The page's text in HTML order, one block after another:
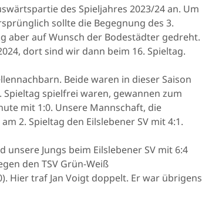
des Spieljahres 2023/24 an. Um
sollte die Begegnung des 3.
aber auf Wunsch der Bodestädter gedreht.
dort sind wir dann beim 16. Spieltag.
Beide waren in dieser Saison
spielfrei waren, gewannen zum
mit 1:0. Unsere Mannschaft, die
2. Spieltag den Eilslebener SV mit 4:1.
Jungs beim Eilslebener SV mit 6:4
den TSV Grün-Weiß
Hier traf Jan Voigt doppelt. Er war übrigens